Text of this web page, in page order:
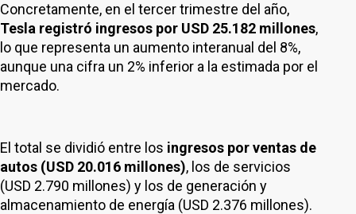
Concretamente, en el tercer trimestre del año,
Tesla registró ingresos por USD 25.182 millones,
lo que representa un aumento interanual del 8%,
aunque una cifra un 2% inferior a la estimada por el
mercado.
El total se dividió entre los ingresos por ventas de
autos (USD 20.016 millones), los de servicios
(USD 2.790 millones) y los de generación y
almacenamiento de energía (USD 2.376 millones).